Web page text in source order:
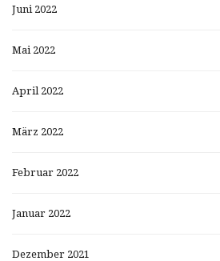
Juni 2022
Mai 2022
April 2022
März 2022
Februar 2022
Januar 2022
Dezember 2021